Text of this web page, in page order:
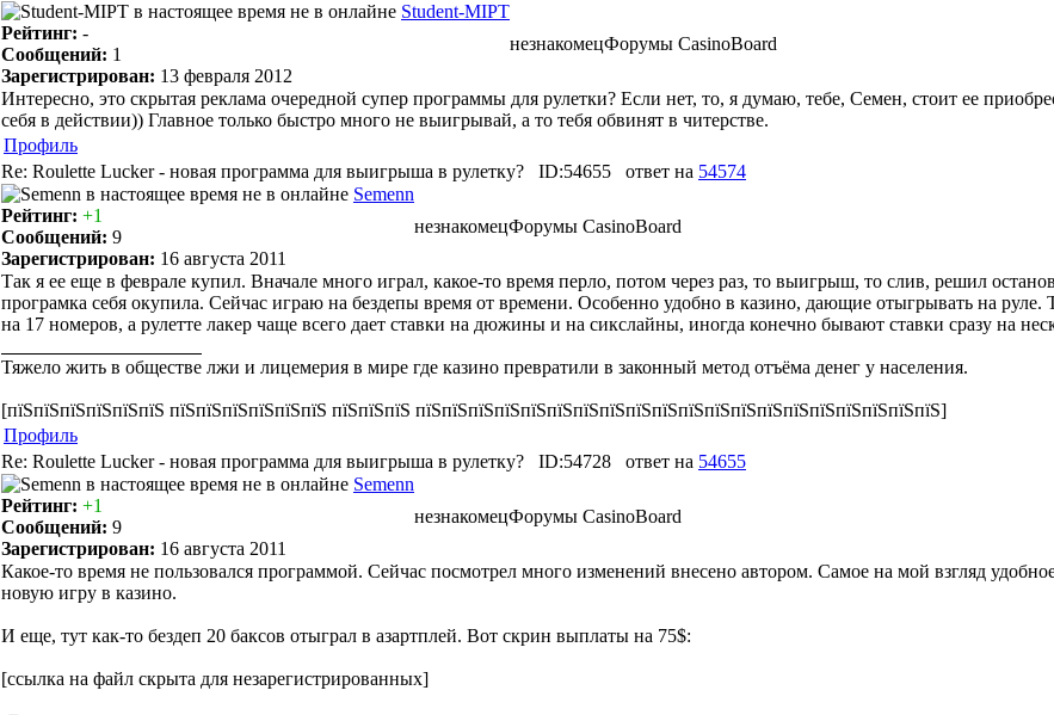
Student-MIPT
Рейтинг: -
Сообщений: 1
Зарегистрирован: 13 февраля 2012
незнакомецФорумы CasinoBoard
Интересно, это скрытая реклама очередной супер программы для рулетки? Если нет, то, я думаю, тебе, Семен, стоит ее
себя в действии)) Главное только быстро много не выигрывай, а то тебя обвинят в читерстве.
Профиль
Re: Roulette Lucker - новая программа для выигрыша в рулетку?
ID:54655 ответ на 54574
Semenn
Рейтинг: +1
Сообщений: 9
Зарегистрирован: 16 августа 2011
незнакомецФорумы CasinoBoard
Так я ее еще в феврале купил. Вначале много играл, какое-то время перло, потом через раз, то выигрыш, то слив, решил
програмка себя окупила. Сейчас играю на бездепы время от времени. Особенно удобно в казино, дающие отыгрывать на
на 17 номеров, а рулетте лакер чаще всего дает ставки на дюжины и на сикслайны, иногда конечно бывают ставки сразу на
Тяжело жить в обществе лжи и лицемерия в мире где казино превратили в законный метод отъёма денег у населения.
[пїЅпїЅпїЅпїЅпїЅпїЅ пїЅпїЅпїЅпїЅпїЅпїЅ пїЅпїЅпїЅ пїЅпїЅпїЅпїЅпїЅпїЅпїЅпїЅпїЅпїЅпїЅпїЅпїЅпїЅпїЅпїЅпїЅпїЅпїЅпїЅ]
Профиль
Re: Roulette Lucker - новая программа для выигрыша в рулетку?
ID:54728 ответ на 54655
Semenn
Рейтинг: +1
Сообщений: 9
Зарегистрирован: 16 августа 2011
незнакомецФорумы CasinoBoard
Какое-то время не пользовался программой. Сейчас посмотрел много изменений внесено автором. Самое на мой взгляд
новую игру в казино.
И еще, тут как-то бездеп 20 баксов отыграл в азартплей. Вот скрин выплаты на 75$:
[ссылка на файл скрыта для незарегистрированных]